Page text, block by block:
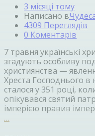
3 місяці тому
Написано в
4309 Переглядів
0 Коментарів
7 травня українські
згадують особливу
християнства —
Хреста Господнього в
сталося у 351 році,
опікувався святий
імперією правив
…